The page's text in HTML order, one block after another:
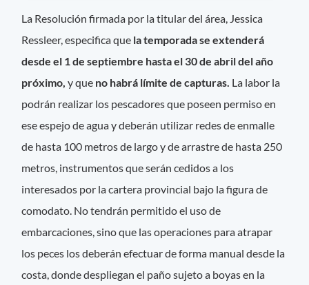
La Resolución firmada por la titular del área, Jessica
Ressleer, especifica que la temporada se extenderá
desde el 1 de septiembre hasta el 30 de abril del año
próximo,y que no habrá límite de capturas. La labor la
podrán realizar los pescadores que poseen permiso en
ese espejo de agua y deberán utilizar redes de enmalle
de hasta 100 metros de largo y de arrastre de hasta 250
metros, instrumentos que serán cedidos a los
interesados por la cartera provincial bajo la figura de
comodato. No tendrán permitido el uso de
embarcaciones, sino que las operaciones para atrapar
los peces los deberán efectuar de forma manual desde la
costa, donde despliegan el paño sujeto a boyas en la